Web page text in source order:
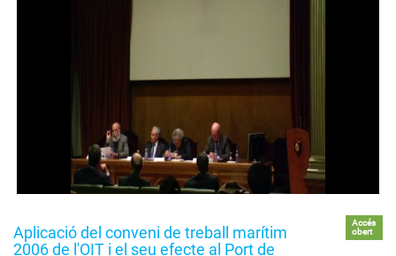
Aplicació del conveni de treball marítim
2006 de l'OIT i el seu efecte al Port de
Accés
obert